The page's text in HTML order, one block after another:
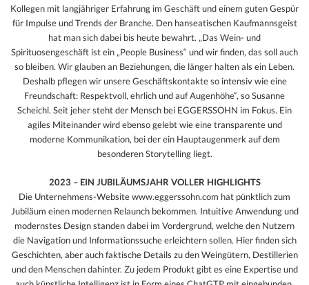
Kollegen mit langjähriger Erfahrung im Geschäft und einem guten Gespür
für Impulse und Trends der Branche. Den hanseatischen Kaufmannsgeist
hat man sich dabei bis heute bewahrt. „Das Wein- und
Spirituosengeschäft ist ein „People Business“ und wir finden, das soll auch
so bleiben. Wir glauben an Beziehungen, die länger halten als ein Leben.
Deshalb pflegen wir unsere Geschäftskontakte so intensiv wie eine
Freundschaft: Respektvoll, ehrlich und auf Augenhöhe“, so Susanne
Scheichl. Seit jeher steht der Mensch bei EGGERSSOHN im Fokus. Ein
agiles Miteinander wird ebenso gelebt wie eine transparente und
moderne Kommunikation, bei der ein Hauptaugenmerk auf dem
besonderen Storytelling liegt.
2023 – EIN JUBILÄUMSJAHR VOLLER HIGHLIGHTS
Die Unternehmens-Website www.eggerssohn.com hat pünktlich zum
Jubiläum einen modernen Relaunch bekommen. Intuitive Anwendung und
modernstes Design standen dabei im Vordergrund, welche den Nutzern
die Navigation und Informationssuche erleichtern sollen. Hier finden sich
Geschichten, aber auch faktische Details zu den Weingütern, Destillerien
und den Menschen dahinter. Zu jedem Produkt gibt es eine Expertise und